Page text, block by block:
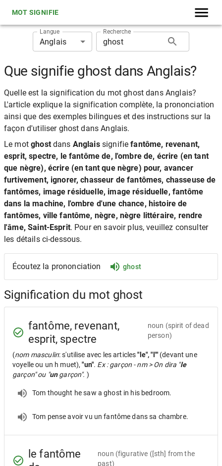
MOT SIGNIFIE
Langue
Anglais
Recherche
Que signifie ghost dans Anglais?
Quelle est la signification du mot ghost dans Anglais?
L'article explique la signification complète, la prononciation
ainsi que des exemples bilingues et des instructions sur la
façon d'utiliser ghost dans Anglais.
Le motghostdans Anglaissignifiefantôme, revenant,
esprit, spectre, le fantôme de, l'ombre de, écrire (en tant
que nègre), écrire (en tant que nègre) pour, avancer
furtivement, ignorer, chasseur de fantômes, chasseuse de
fantômes, image résiduelle, image résiduelle, fantôme
dans la machine, l'ombre d'une chance, histoire de
fantômes, ville fantôme, nègre, nègre littéraire, rendre
l'âme, Saint-Esprit. Pour en savoir plus, veuillez consulter
les détails ci-dessous.
Écoutez la prononciation ghost
Signification du mot ghost
fantôme, revenant,
esprit, spectre
noun (spirit of dead
person)
(nom masculin: s'utilise avec les articles"le", "l'" (devant une
voyelle ou un h muet),"un". Ex : garçon - nm > On dira "le
garçon" ou "ungarçon". )
Tom thought he saw a ghost in his bedroom.
Tom pense avoir vu un fantôme dans sa chambre.
le fantôme
noun (figurative ([sth] from the
past)